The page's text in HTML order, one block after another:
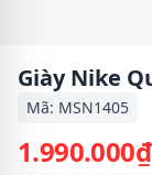
Giày Nike
Mã: MSN1405
1.990.000₫